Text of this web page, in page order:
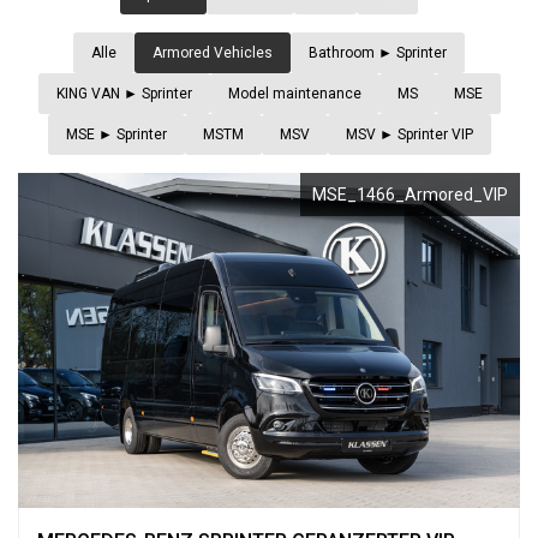
KLASSEN
BRAND
KLASSEN
UKRAINE
HÄNDLER
FINDEN
TRANSPORT
LUXUSWAGEN
TRANSPORT
LUXUS
VIP
VAN
GEPANZERTE
FAHRZEUGE
Alle Armored Vehicles Bathroom ► Sprinter
KING VAN ► Sprinter Model maintenance MS MSE
MSE ► Sprinter MSTM MSV MSV ► Sprinter VIP
MSE_1466_Armored_VIP